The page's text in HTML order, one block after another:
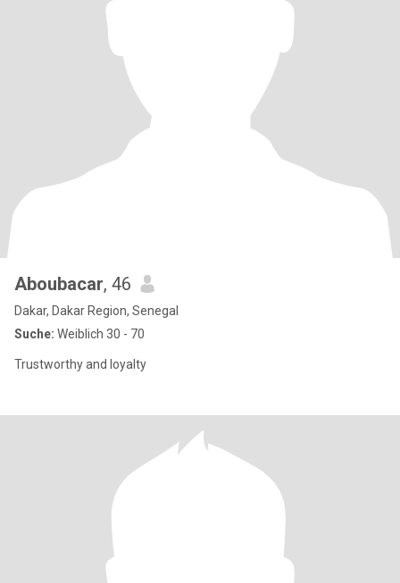
Aboubacar, 46
Dakar, Dakar Region, Senegal
Suche: Weiblich 30 - 70
Trustworthy and loyalty